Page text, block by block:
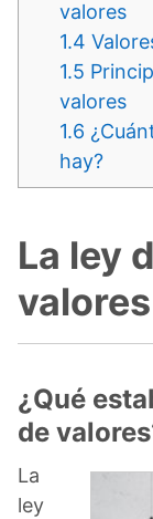
valores
1.4
1.5
valores
1.6
hay?
La ley
valores
¿Qué
de
La
ley